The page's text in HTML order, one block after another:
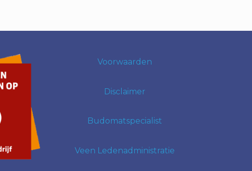
Voorwaarden
Disclaimer
Budomatspecialist
Veen Ledenadministratie